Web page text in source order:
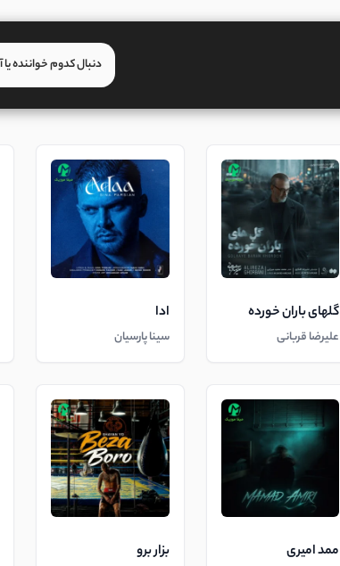
گلهای باران خورده
علیرضا قربانی
ادا
سینا پارسیان
ممد امیری بزار برو